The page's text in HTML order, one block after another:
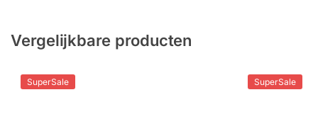
Vergelijkbare producten
SuperSale SuperSale